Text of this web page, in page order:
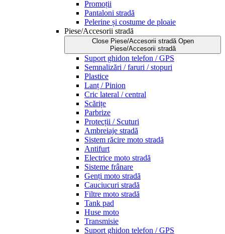
Promoții
Pantaloni stradă
Pelerine și costume de ploaie
Piese/Accesorii stradă
Close Piese/Accesorii stradă Open
Piese/Accesorii stradă
Suport ghidon telefon / GPS
Semnalizări / faruri / stopuri
Plastice
Lanț / Pinion
Cric lateral / central
Scărițe
Parbrize
Protecții / Scuturi
Ambreiaje stradă
Sistem răcire moto stradă
Antifurt
Electrice moto stradă
Sisteme frânare
Genți moto stradă
Cauciucuri stradă
Filtre moto stradă
Tank pad
Huse moto
Transmisie
Suport ghidon telefon / GPS